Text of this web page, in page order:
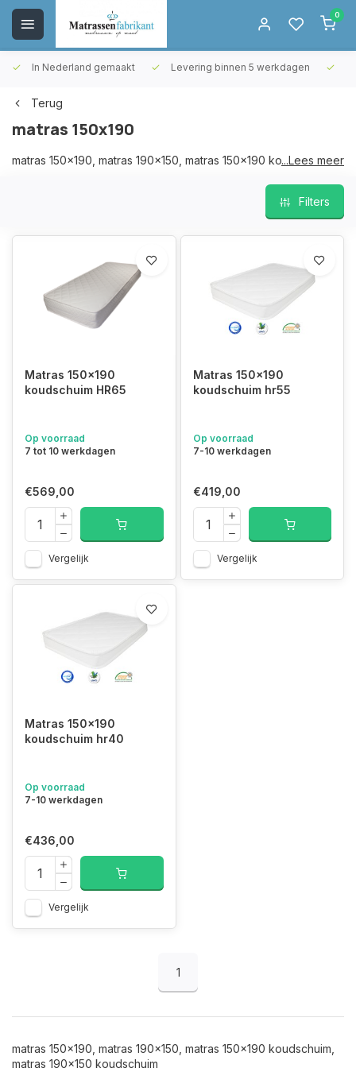
0
In Nederland gemaakt Levering binnen 5 werkdagen
Terug
matras 150x190
matras 150x190, matras 190x150, matras 150x190 koudschuim,
...Lees meer
Filters
Matras 150x190
koudschuim HR65
Op voorraad
7 tot 10 werkdagen
€569,00
Vergelijk
Matras 150x190
koudschuim hr55
Op voorraad
7-10 werkdagen
€419,00
Vergelijk
Matras 150x190
koudschuim hr40
Op voorraad
7-10 werkdagen
€436,00
Vergelijk
1
matras 150x190, matras 190x150, matras 150x190 koudschuim,
matras 190x150 koudschuim